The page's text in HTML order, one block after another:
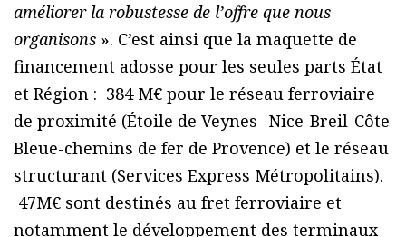
améliorer la robustesse de l’offre que nous
organisons ». C’est ainsi que la maquette de
financement adosse pour les seules parts État
et Région : 384 M€ pour le réseau ferroviaire
de proximité (Étoile de Veynes -Nice-Breil-Côte
Bleue-chemins de fer de Provence) et le réseau
structurant (Services Express Métropolitains).
47M€ sont destinés au fret ferroviaire et
notamment le développement des terminaux